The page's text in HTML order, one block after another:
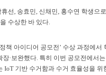
선, 송효민, 신채민, 홍수연 학생으
수상한 바 있다.
책 아이디어 공모전’ 수상 과정에
장·보완했다. 특히 이번 공모전에서
IoT 기반 수거함과 수거 효율성을